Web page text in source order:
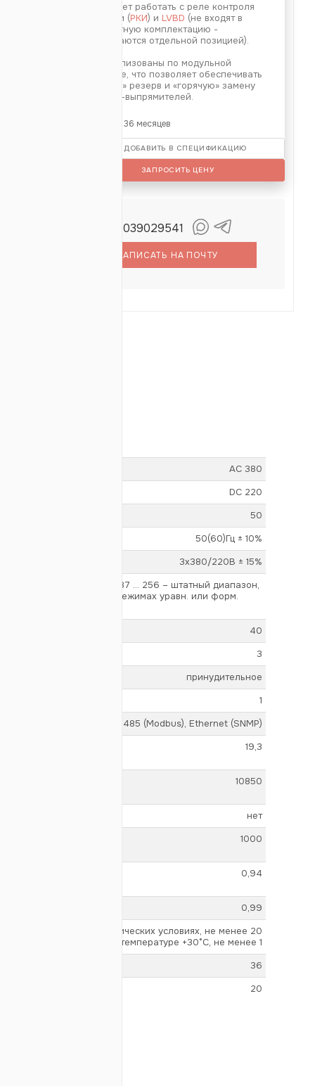
ИПС может работать с реле контроля
изоляции (РКИ) и LVBD (не входят в
стандартную комплектацию -
заказываются отдельной позицией).
ИПС реализованы по модульной
структуре, что позволяет обеспечивать
«горячий» резерв и «горячую» замену
модулей-выпрямителей.
Гарантия: 36 месяцев
ДОБАВИТЬ В СПЕЦИФИКАЦИЮ
ЗАПРОСИТЬ ЦЕНУ
+79039029541
НАПИСАТЬ НА ПОЧТУ
AC 380
DC 220
50
50(60)Гц ± 10%
3х380/220В ± 15%
187 ... 256 – штатный диапазон,
(доступен только в режимах уравн. или форм.
40
3
принудительное
1
RS-485 (Modbus), Ethernet (SNMP)
19,3
10850
нет
1000
0,94
0,99
в нормальных климатических условиях, не менее 20
при влажности 95% и температуре +30°С, не менее 1
36
20